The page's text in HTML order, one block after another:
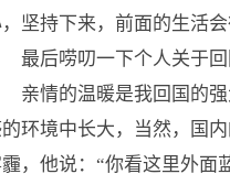
坚持下来，前面的生活
后唠叨一下个人关于回
情的温暖是我回国的强
环境中长大，当然，国
，他说：“你看这里外面